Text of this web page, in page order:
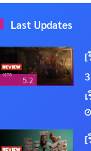
Last Updates
5.2
[
[